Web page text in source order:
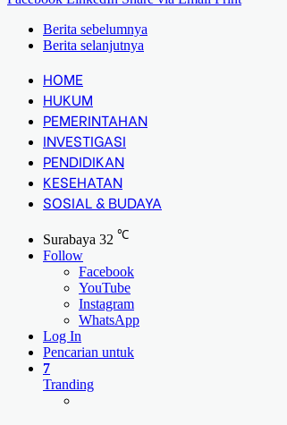
Berita sebelumnya
Berita selanjutnya
HOME
HUKUM
PEMERINTAHAN
INVESTIGASI
PENDIDIKAN
KESEHATAN
SOSIAL & BUDAYA
Surabaya 32 ℃
Follow
Facebook
YouTube
Instagram
WhatsApp
Log In
Pencarian untuk
7
Tranding